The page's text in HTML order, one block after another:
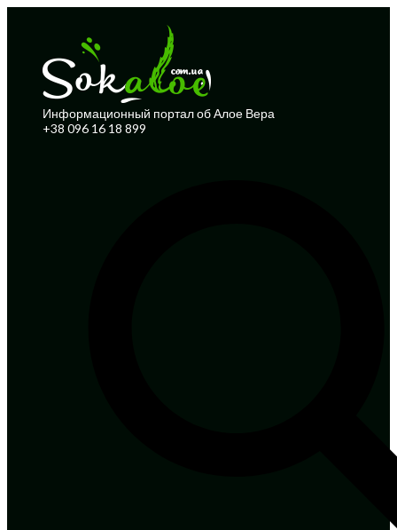
Информационный портал об Алое Вера
+38 096 16 18 899